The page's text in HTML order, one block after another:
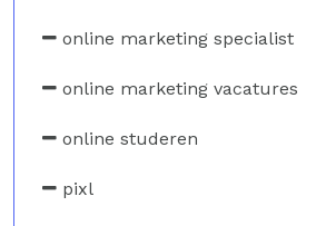
online marketing specialist
online marketing vacatures
online studeren
pixl